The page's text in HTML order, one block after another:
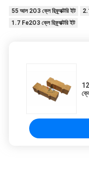
55 আল 2O3 ক্লে রিফ্র্যাক্টরি ইট
1.7 Fe2O3 ক্লে রিফ্র্যাক্টরি ইট